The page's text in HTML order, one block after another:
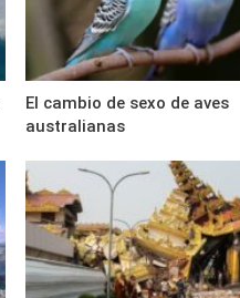
El cambio de sexo de aves
australianas